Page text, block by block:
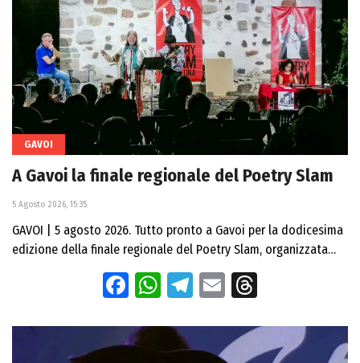
GAVOI
A Gavoi la finale regionale del Poetry Slam
5 Agosto 2026, 15:35
GAVOI | 5 agosto 2026. Tutto pronto a Gavoi per la dodicesima
edizione della finale regionale del Poetry Slam, organizzata…
Facebook
WhatsApp
Telegram
Email